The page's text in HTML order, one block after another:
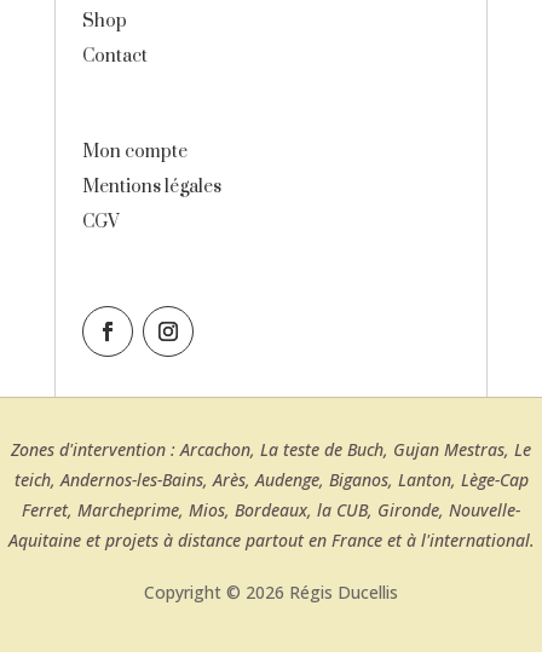
Shop
Contact
Mon compte
Mentions légales
CGV
Zones d'intervention : Arcachon, La teste de Buch, Gujan Mestras, Le
teich, Andernos-les-Bains, Arès, Audenge, Biganos, Lanton, Lège-Cap
Ferret, Marcheprime, Mios, Bordeaux, la CUB, Gironde, Nouvelle-
Aquitaine et projets à distance partout en France et à l'international.
Copyright © 2026 Régis Ducellis